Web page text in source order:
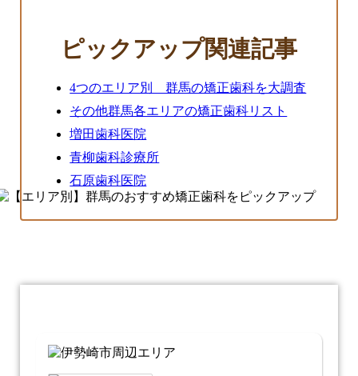
ピックアップ関連記事
4つのエリア別 群馬の矯正歯科を大調査
その他群馬各エリアの矯正歯科リスト
増田歯科医院
青柳歯科診療所
石原歯科医院